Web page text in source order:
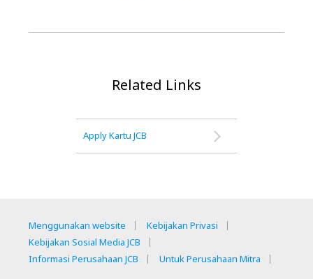
Related Links
Apply Kartu JCB
Menggunakan website
Kebijakan Privasi
Kebijakan Sosial Media JCB
Informasi Perusahaan JCB
Untuk Perusahaan Mitra